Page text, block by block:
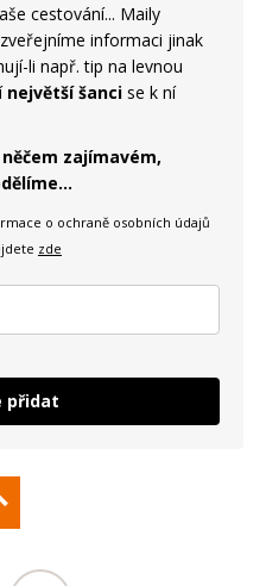
cestování... Maily
informaci jinak
li např. tip na levnou
největší šanci se k ní
zajímavém,
o ochraně osobních údajů
zde
přidat